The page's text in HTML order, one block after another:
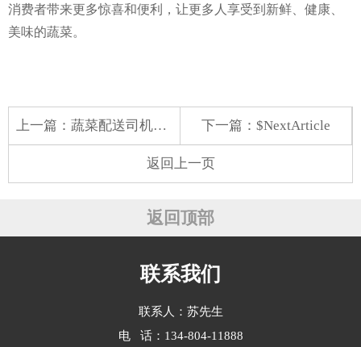
消费者带来更多惊喜和便利，让更多人享受到新鲜、健康、
美味的蔬菜。
上一篇： 蔬菜配送司机招聘日结 下一篇：$NextArticle
返回上一页
返回顶部
联系我们
联系人：苏先生
电 话：134-804-11888